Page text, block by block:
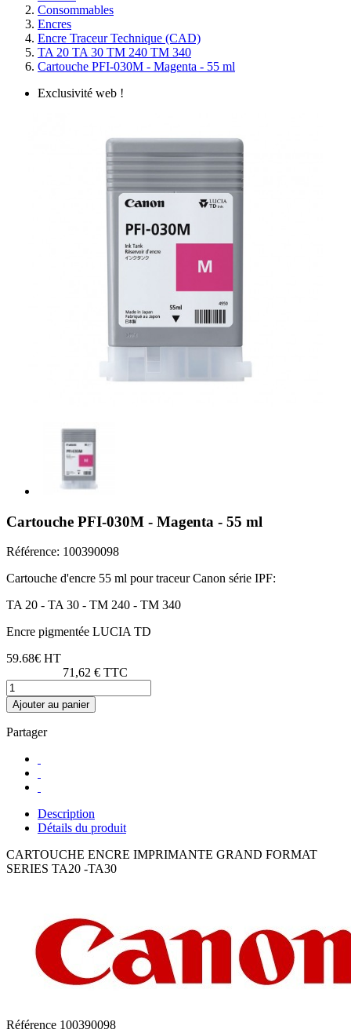
Consommables
Encres
Encre Traceur Technique (CAD)
TA 20 TA 30 TM 240 TM 340
Cartouche PFI-030M - Magenta - 55 ml
Exclusivité web !
Cartouche PFI-030M - Magenta - 55 ml
Référence: 100390098
Cartouche d'encre 55 ml pour traceur Canon série IPF:
TA 20 - TA 30 - TM 240 - TM 340
Encre pigmentée LUCIA TD
59.68€ HT
71,62 € TTC
Ajouter au panier
Partager
Description
Détails du produit
CARTOUCHE ENCRE IMPRIMANTE GRAND FORMAT
SERIES TA20 -TA30
Référence 100390098